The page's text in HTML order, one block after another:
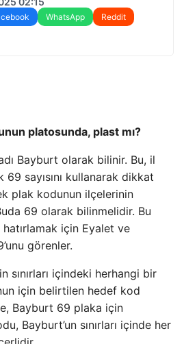
WhatsApp
Reddit
platosunda, plast mı?
Bayburt olarak bilinir. Bu, il
69 sayısını kullanarak dikkat
plak kodunun ilçelerinin
69 olarak bilinmelidir. Bu
için Eyalet ve
görenler.
sınırları içindeki herhangi bir
için belirtilen hedef kod
Bayburt 69 plaka için
Bayburt’un sınırları içinde her